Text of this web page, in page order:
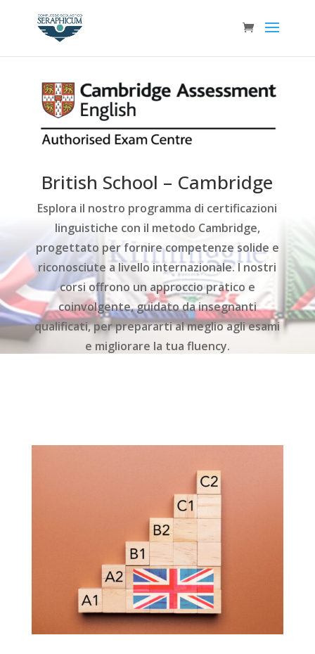
British School – Cambridge
Esplora il nostro programma di certificazioni
linguistiche con il metodo Cambridge,
progettato per fornire competenze solide e
riconosciute a livello internazionale. I nostri
corsi offrono un approccio pratico e
coinvolgente, guidato da insegnanti
qualificati, per prepararti al meglio agli esami
e migliorare la tua fluency.